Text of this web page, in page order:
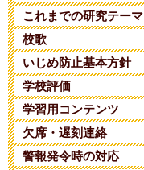
これまでの研究テーマ
校歌
いじめ防止基本方針
学校評価
学習用コンテンツ
欠席・遅刻連絡
警報発令時の対応